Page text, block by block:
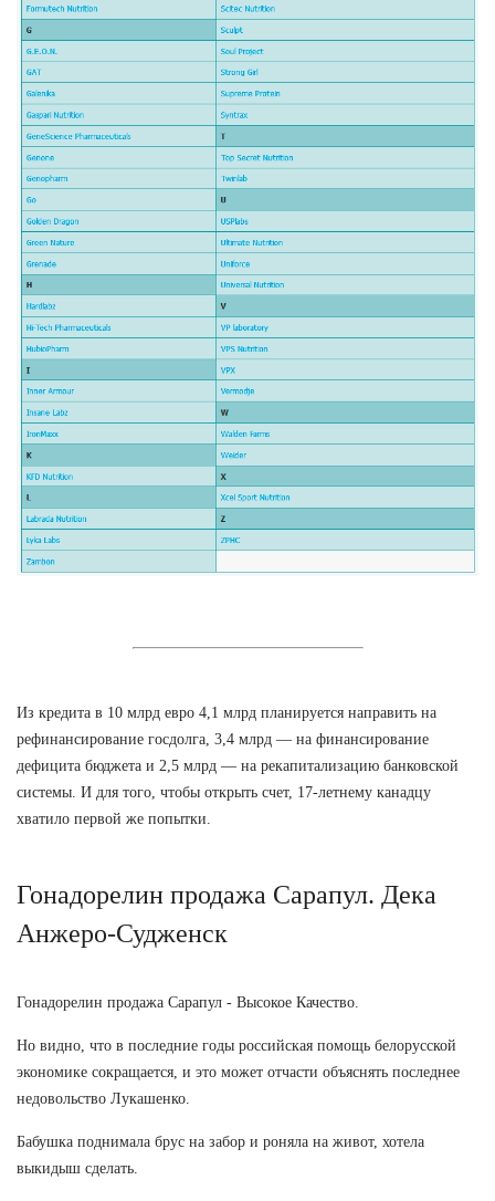
Из кредита в 10 млрд евро 4,1 млрд планируется направить на
рефинансирование госдолга, 3,4 млрд — на финансирование
дефицита бюджета и 2,5 млрд — на рекапитализацию банковской
системы. И для того, чтобы открыть счет, 17-летнему канадцу
хватило первой же попытки.
Гонадорелин продажа Сарапул. Дека
Анжеро-Судженск
Гонадорелин продажа Сарапул - Высокое Качество.
Но видно, что в последние годы российская помощь белорусской
экономике сокращается, и это может отчасти объяснять последнее
недовольство Лукашенко.
Бабушка поднимала брус на забор и роняла на живот, хотела
выкидыш сделать.